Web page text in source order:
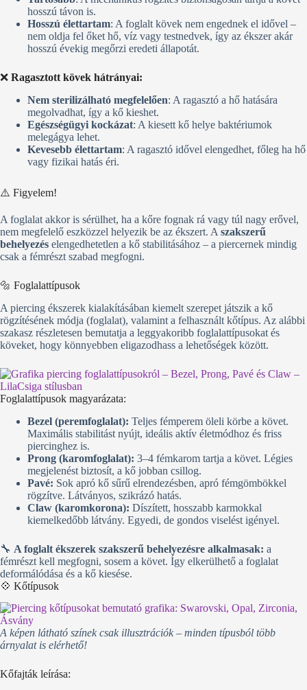
hosszú távon is.
Hosszú élettartam: A foglalt kövek nem engednek el idővel –
nem oldja fel őket hő, víz vagy testnedvek, így az ékszer akár
hosszú évekig megőrzi eredeti állapotát.
❌ Ragasztott kövek hátrányai:
Nem sterilizálható megfelelően: A ragasztó a hő hatására
megolvadhat, így a kő kieshet.
Egészségügyi kockázat: A kiesett kő helye baktériumok
melegágya lehet.
Kevesebb élettartam: A ragasztó idővel elengedhet, főleg ha hő
vagy fizikai hatás éri.
⚠️ Figyelem!
A foglalat akkor is sérülhet, ha a kőre fognak rá vagy túl nagy erővel,
nem megfelelő eszközzel helyezik be az ékszert. A szakszerű
behelyezés elengedhetetlen a kő stabilitásához – a piercernek mindig
csak a fémrészt szabad megfogni.
🔩 Foglalattípusok
A piercing ékszerek kialakításában kiemelt szerepet játszik a kő
rögzítésének módja (foglalat), valamint a felhasznált kőtípus. Az alábbi
szakasz részletesen bemutatja a leggyakoribb foglalattípusokat és
köveket, hogy könnyebben eligazodhass a lehetőségek között.
Foglalattípusok magyarázata:
Bezel (peremfoglalat): Teljes fémperem öleli körbe a követ.
Maximális stabilitást nyújt, ideális aktív életmódhoz és friss
piercinghez is.
Prong (karomfoglalat): 3–4 fémkarom tartja a követ. Légies
megjelenést biztosít, a kő jobban csillog.
Pavé: Sok apró kő sűrű elrendezésben, apró fémgömbökkel
rögzítve. Látványos, szikrázó hatás.
Claw (karomkorona): Díszített, hosszabb karmokkal
kiemelkedőbb látvány. Egyedi, de gondos viselést igényel.
🔧 A foglalt ékszerek szakszerű behelyezésre alkalmasak: a
fémrészt kell megfogni, sosem a követ. Így elkerülhető a foglalat
deformálódása és a kő kiesése.
💠 Kőtípusok
A képen látható színek csak illusztrációk – minden típusból több
árnyalat is elérhető!
Kőfajták leírása: